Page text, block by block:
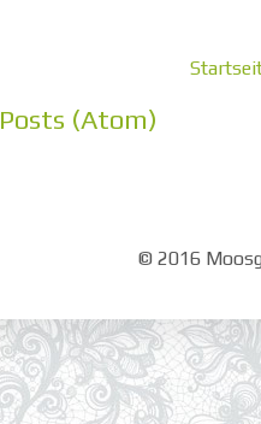
Posts (Atom)
© 2016